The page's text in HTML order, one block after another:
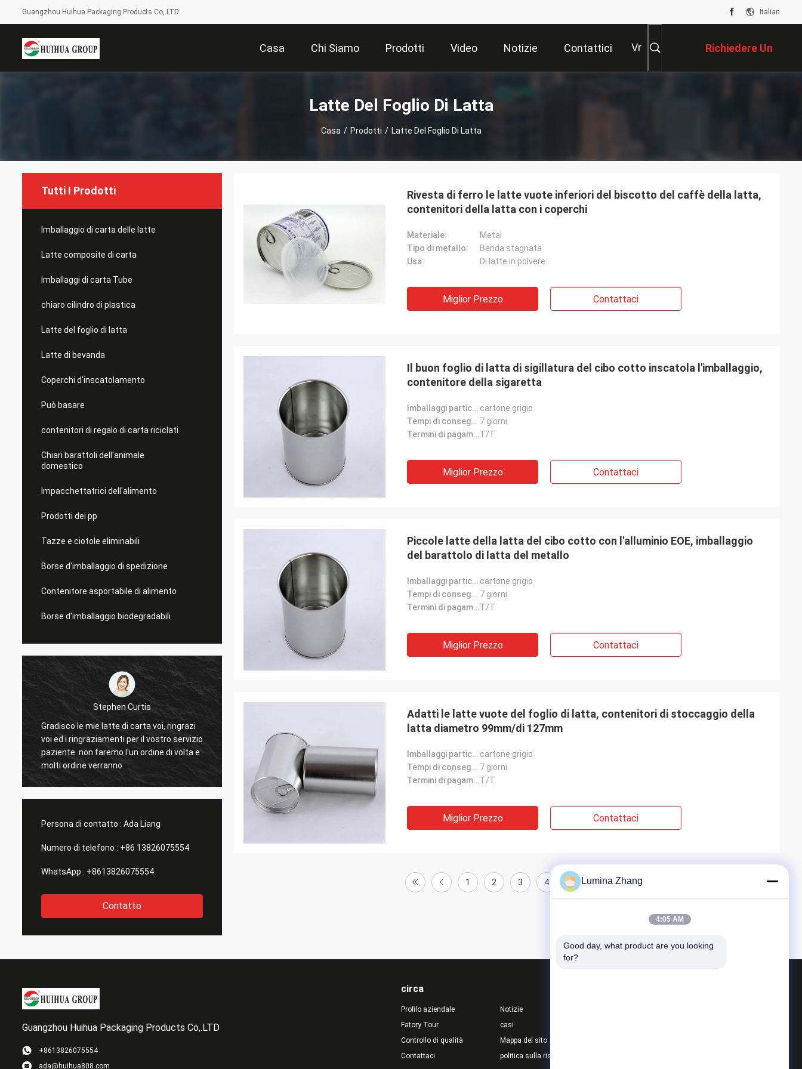
Guangzhou Huihua Packaging Products Co,.LTD Italian
Casa Chi Siamo Prodotti Video Notizie Contattici Vr Richiedere Un
Preventivo
Latte Del Foglio Di Latta
Casa / Prodotti / Latte Del Foglio Di Latta
Tutti I Prodotti
Imballaggio di carta delle latte
Latte composite di carta
Imballaggi di carta Tube
chiaro cilindro di plastica
Latte del foglio di latta
Latte di bevanda
Coperchi d'inscatolamento
Può basare
contenitori di regalo di carta riciclati
Chiari barattoli dell'animale
domestico
Impacchettatrici dell'alimento
Prodotti dei pp
Tazze e ciotole eliminabili
Borse d'imballaggio di spedizione
Contenitore asportabile di alimento
Borse d'imballaggio biodegradabili
Stephen Curtis
Gradisco le mie latte di carta voi, ringrazi
voi ed i ringraziamenti per il vostro servizio
paziente. non faremo l'un ordine di volta e
molti ordine verranno.
I chip inscatolano è dei chip mie e le buone
vendite molto bene ora. Vi terrò in tocco.
Michel
Alta qualità latte dell'ANIMALE
cooperazione con voi. grazie
Persona di contatto : Ada Liang
Numero di telefono : +86 13826075554
WhatsApp : +8613826075554
Contatto
Rivesta di ferro le latte vuote inferiori del biscotto del caffè della latta,
contenitori della latta con i coperchi
Materiale:
Metal
Tipo di metallo:
Banda stagnata
Usa:
Di latte in polvere
Miglior Prezzo Contattaci
Il buon foglio di latta di sigillatura del cibo cotto inscatola l'imballaggio,
contenitore della sigaretta
Imballaggi particolari: cartone grigio
Tempi di consegna: 7 giorni
Termini di pagamento:T/T
Miglior Prezzo Contattaci
Piccole latte della latta del cibo cotto con l'alluminio EOE, imballaggio
del barattolo di latta del metallo
Imballaggi particolari: cartone grigio
Tempi di consegna: 7 giorni
Termini di pagamento:T/T
Miglior Prezzo Contattaci
Adatti le latte vuote del foglio di latta, contenitori di stoccaggio della
latta diametro 99mm/di 127mm
Imballaggi particolari: cartone grigio
Tempi di consegna: 7 giorni
Termini di pagamento:T/T
Miglior Prezzo Contattaci
1 2 3 4 5 6
Guangzhou Huihua Packaging Products Co,.LTD
+8613826075554
ada@huihua808.com
circa
Profilo aziendale
Fatory Tour
Controllo di qualità
Contattaci
Notizie
casi
Mappa del sito
politica sulla riservatezza
Lumina Zhang
4:05 AM
Good day, what product are you looking
for?